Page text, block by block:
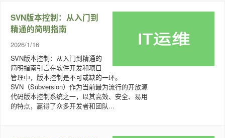
SVN版本控制：从入门到
精通的简明指南
2026/1/16
SVN版本控制：从入门到精通的
简明指南引言在软件开发和项目
管理中，版本控制是不可或缺的一环。
SVN（Subversion）作为当前最为流行的开放源
代码版本控制系统之一，以其高效、安全、易用
的特点，赢得了众多开发者和团队...